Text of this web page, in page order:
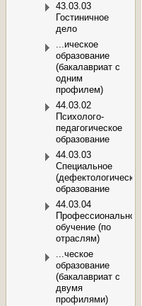
43.03.03
Гостиничное
дело
...ическое
образование
(бакалавриат с
одним
профилем)
44.03.02
Психолого-
педагогическое
образование
44.03.03
Специальное
(дефектологическое)
образование
44.03.04
Профессиональное
обучение (по
отраслям)
...ческое
образование
(бакалавриат с
двумя
профилями)